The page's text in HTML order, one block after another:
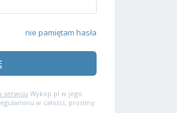
nie pamiętam hasła
serwisu Wykop.pl w jego
w całości, prosimy